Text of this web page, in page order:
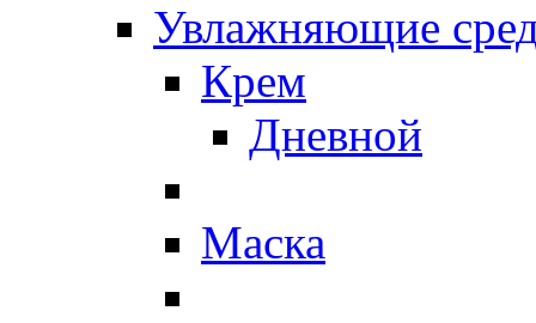
Увлажняющие
Крем
Дневной
Маска